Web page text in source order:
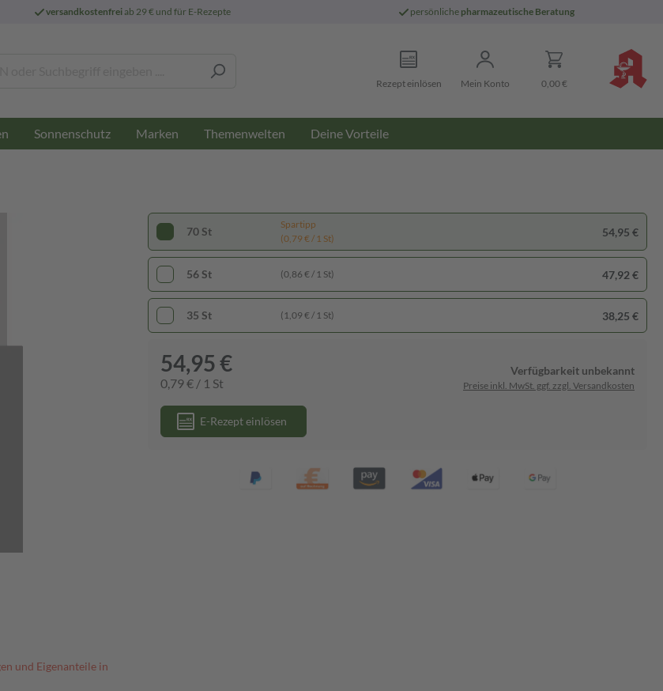
versandkostenfreiab 29 € und für E-Rezepte persönliche pharmazeutische Beratung
Rezept einlösen Mein Konto 0,00 €
Sonnenschutz Marken Themenwelten Deine Vorteile
und Eigenanteile in
70 St
Spartipp
(0,79 € / 1 St)
54,95 €
56 St (0,86 € / 1 St) 47,92 €
35 St (1,09 € / 1 St) 38,25 €
54,95 €
0,79 € / 1 St
Verfügbarkeit unbekannt
Preise inkl. MwSt. ggf. zzgl. Versandkosten
E-Rezept einlösen